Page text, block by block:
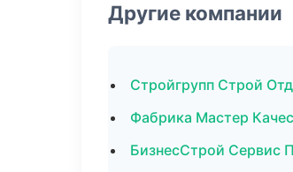
Другие компании
Стройгрупп Строй
Фабрика Мастер
БизнесСтрой Сервис